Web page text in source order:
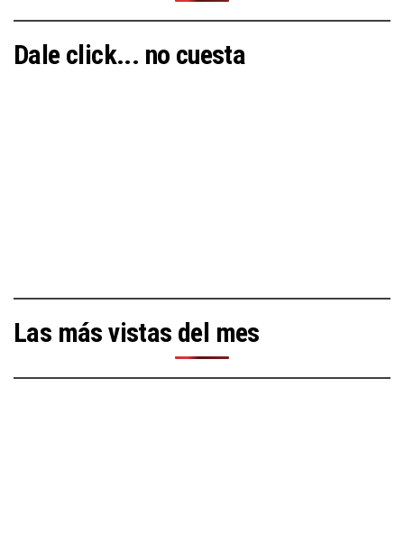
Dale click... no cuesta
Las más vistas del mes